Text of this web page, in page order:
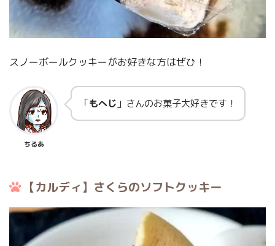
スノーボールクッキーがお好きな方はぜひ！
ちるあ
「もへじ 」さんのお菓子大好きです！
【カルディ】さくらのソフトクッキー